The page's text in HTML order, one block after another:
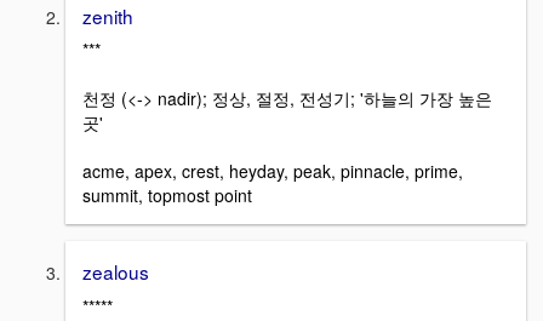
zenith
***
천정 (<-> nadir); 정상, 절정, 전성기; '하늘의 가장 높은
곳'
acme, apex, crest, heyday, peak, pinnacle, prime,
summit, topmost point
zealous
*****